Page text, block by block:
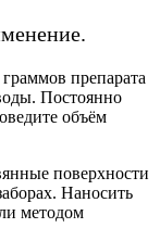
препарата
Постоянно
объём
поверхности
Наносить
методом